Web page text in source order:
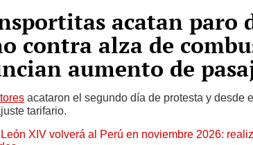
acatan paro
contra alza de
aumento de
acataron el segundo día de protesta y desde
tarifario.
XIV volverá al Perú en noviembre 2026: